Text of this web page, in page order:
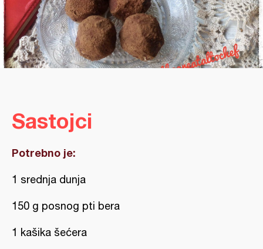
Sastojci
Potrebno je:
1 srednja dunja
150 g posnog pti bera
1 kašika šećera